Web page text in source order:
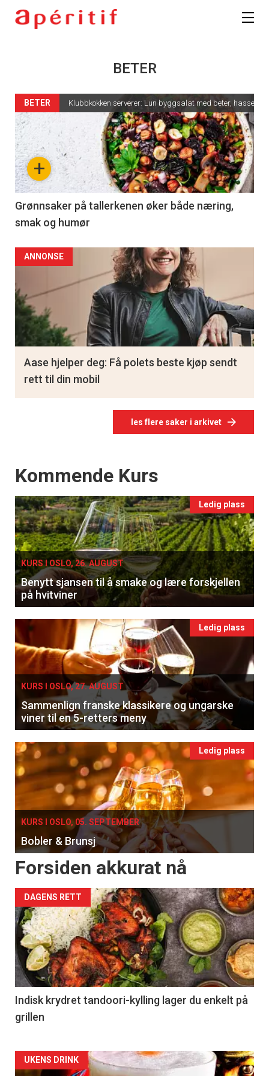
BETER
+
BETER Klubbkokken serverer: Lun byggsalat med beter,
Grønnsaker på tallerkenen øker både næring,
smak og humør
les flere saker i arkivet
ANNONSE
Aase hjelper deg: Få polets beste kjøp sendt
rett til din mobil
Events
Kommende Kurs
Ledig plass
KURS I OSLO, 26. AUGUST
Benytt sjansen til å smake og lære forskjellen
på hvitviner
Ledig plass
KURS I OSLO, 27. AUGUST
Sammenlign franske klassikere og ungarske
viner til en 5-retters meny
Ledig plass
KURS I OSLO, 05. SEPTEMBER
Bobler & Brunsj
Forsiden akkurat nå
DAGENS RETT
Indisk krydret tandoori-kylling lager du enkelt på
grillen
Forsiden
UKENS DRINK